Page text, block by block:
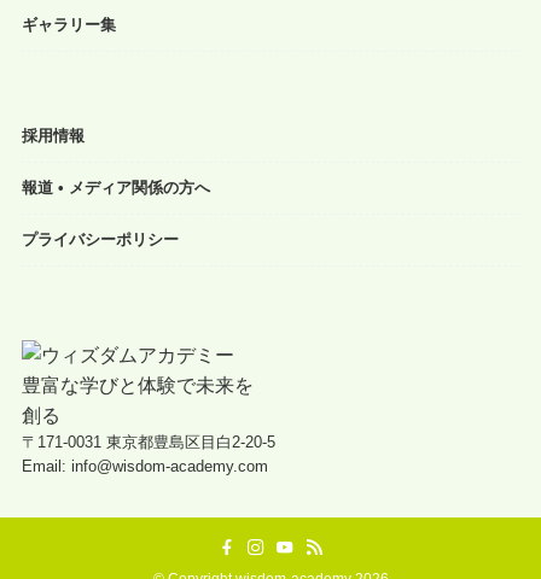
ギャラリー集
採用情報
報道 • メディア関係の方へ
プライバシーポリシー
〒171-0031 東京都豊島区目白2-20-5
Email: info@wisdom-academy.com